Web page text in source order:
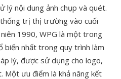
lý nội dung ảnh chụp và quét.
trị thị trường vào cuối
1990, WPG là một trong
biến nhất trong quy trình làm
lý, được sử dụng cho logo,
ưu điểm là khả năng kết